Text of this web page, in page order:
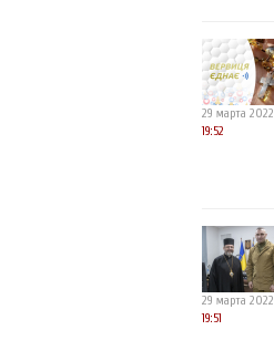
29 марта 2022
19:52
29 марта 2022
19:51